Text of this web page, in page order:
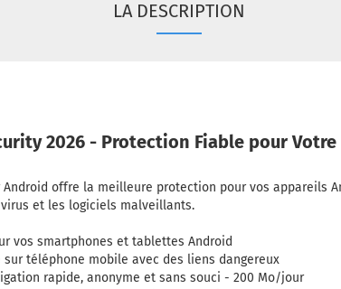
LA DESCRIPTION
2026 - Protection Fiable pour
offre la meilleure protection pour vos appareils
et les logiciels malveillants.
vos smartphones et tablettes Android
téléphone mobile avec des liens dangereux
rapide, anonyme et sans souci - 200 Mo/jour